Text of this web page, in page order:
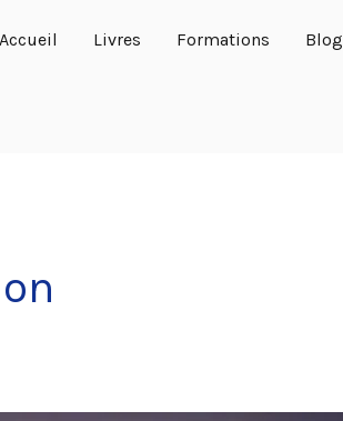
Accueil Livres Formations Blog